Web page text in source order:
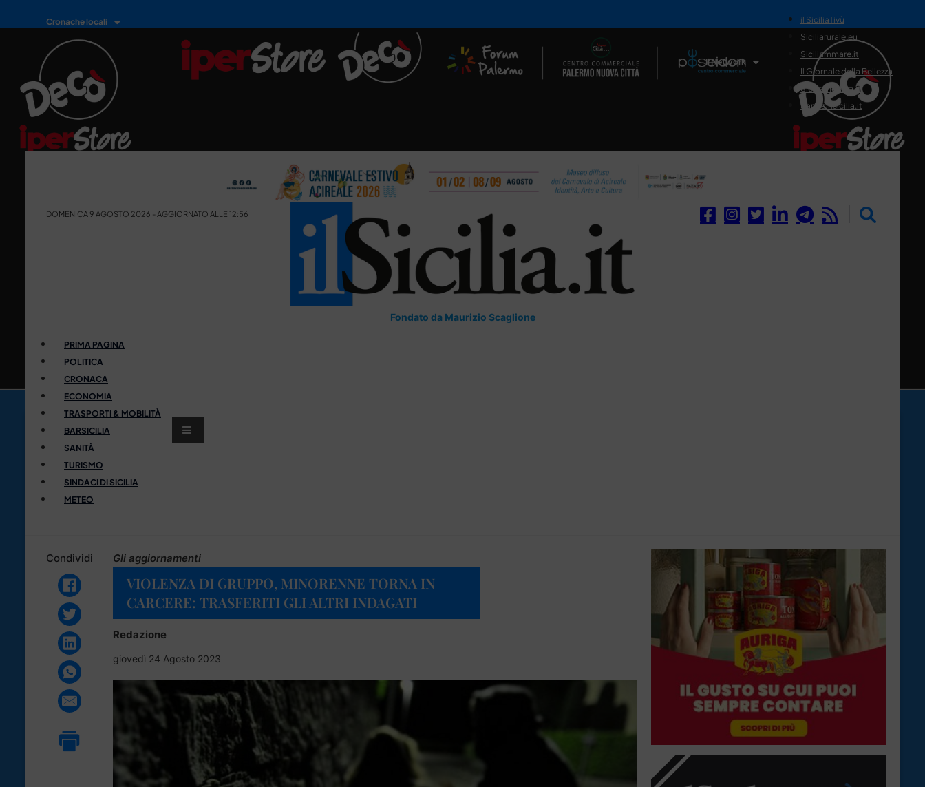
Cronache locali
Il Network
il SiciliaTivù
Siciliarurale.eu
Siciliammare.it
Il Giornale della Bellezza
Siciliamedica.it
Sanitainsicilia.it
DOMENICA 9 AGOSTO 2026 - AGGIORNATO ALLE 12:56
Fondato da Maurizio Scaglione
PRIMA PAGINA
POLITICA
CRONACA
ECONOMIA
TRASPORTI & MOBILITÀ
BARSICILIA
SANITÀ
TURISMO
SINDACI DI SICILIA
METEO
Condividi Gli aggiornamenti
VIOLENZA DI GRUPPO, MINORENNE TORNA IN
CARCERE: TRASFERITI GLI ALTRI INDAGATI
Redazione
giovedì 24 Agosto 2023